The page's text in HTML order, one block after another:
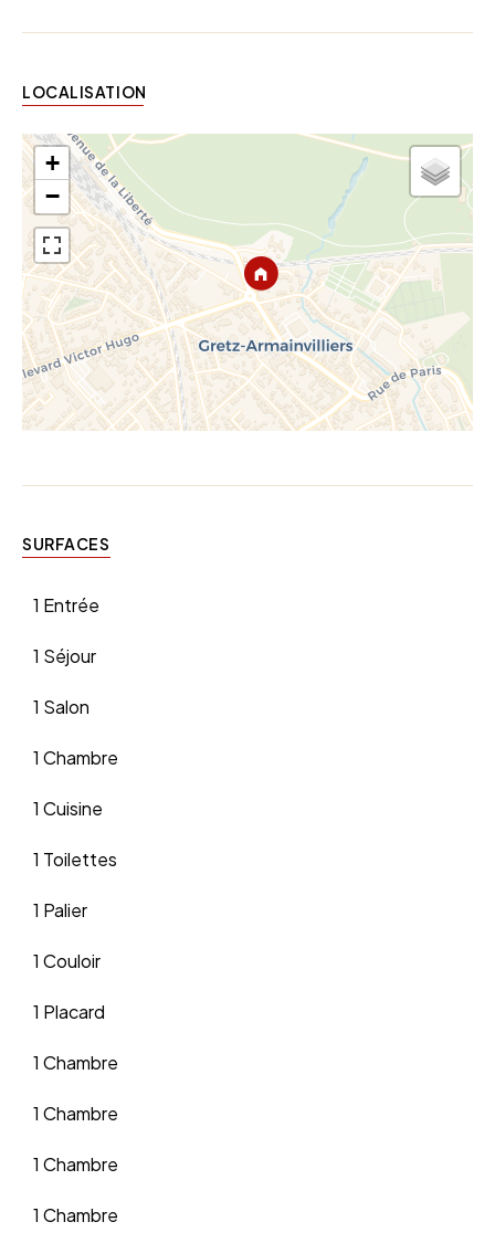
LOCALISATION
+
−
SURFACES
1 Entrée
1 Séjour
1 Salon
1 Chambre
1 Cuisine
1 Toilettes
1 Palier
1 Couloir
1 Placard
1 Chambre
1 Chambre
1 Chambre
1 Chambre